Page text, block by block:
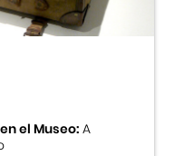
el Museo:A